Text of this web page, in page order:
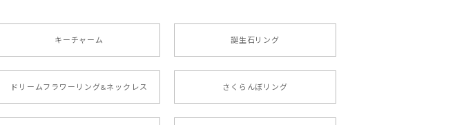
キーチャーム 誕生石リング
ドリームフラワーリング&ネックレス さくらんぼリング